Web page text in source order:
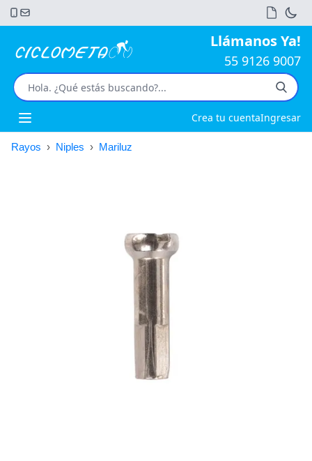
Llámanos Ya!
55 9126 9007
Open main menu Crea tu cuentaIngresar
Rayos › Niples › Mariluz